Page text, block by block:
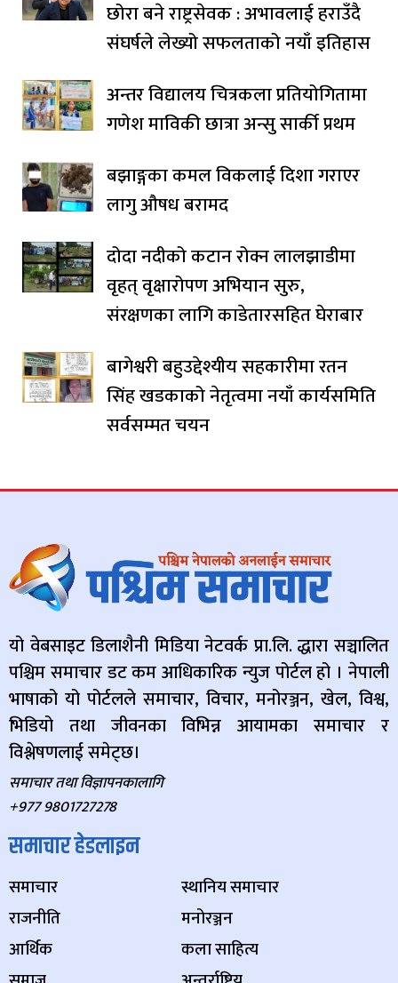
छोरा बने राष्ट्रसेवक : अभावलाई हराउँदै
संघर्षले लेख्यो सफलताको नयाँ इतिहास
अन्तर विद्यालय चित्रकला प्रतियोगितामा
गणेश माविकी छात्रा अन्सु सार्की प्रथम
बझाङ्गका कमल विकलाई दिशा गराएर
लागु औषध बरामद
दोदा नदीको कटान रोक्न लालझाडीमा
वृहत् वृक्षारोपण अभियान सुरु,
संरक्षणका लागि काडेतारसहित घेराबार
बागेश्वरी बहुउद्देश्यीय सहकारीमा रतन
सिंह खडकाको नेतृत्वमा नयाँ कार्यसमिति
सर्वसम्मत चयन
यो वेबसाइट डिलाशैनी मिडिया नेटवर्क प्रा.लि. द्धारा सञ्चालित
पश्चिम समाचार डट कम आधिकारिक न्युज पोर्टल हो । नेपाली
भाषाको यो पोर्टलले समाचार, विचार, मनोरञ्जन, खेल, विश्व,
भिडियो तथा जीवनका विभिन्न आयामका समाचार र
विश्लेषणलाई समेट्छ।
समाचार तथा विज्ञापनकालागि
+977 9801727278
समाचार हेडलाइन
समाचार
राजनीति
आर्थिक
स्थानिय समाचार
मनोरञ्जन
कला साहित्य